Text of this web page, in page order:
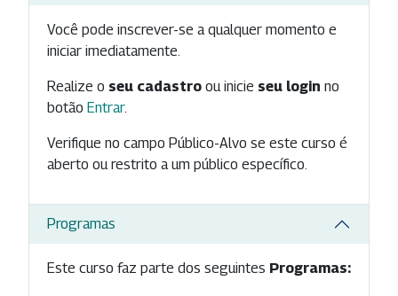
Você pode inscrever-se a qualquer momento e
iniciar imediatamente.
Realize o seu cadastro ou inicie seu login no
botão Entrar.
Verifique no campo Público-Alvo se este curso é
aberto ou restrito a um público específico.
Programas
Este curso faz parte dos seguintes Programas: